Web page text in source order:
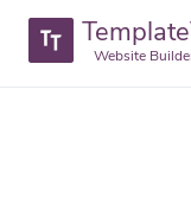
Website